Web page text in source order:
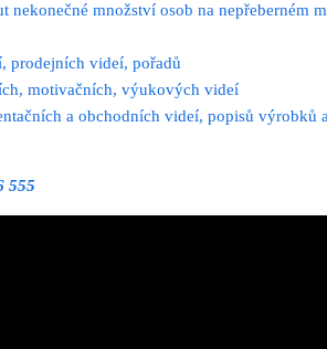
nekonečné množství osob na
prodejních videí, pořadů
motivačních, výukových videí
a obchodních videí, popisů výrobků
555